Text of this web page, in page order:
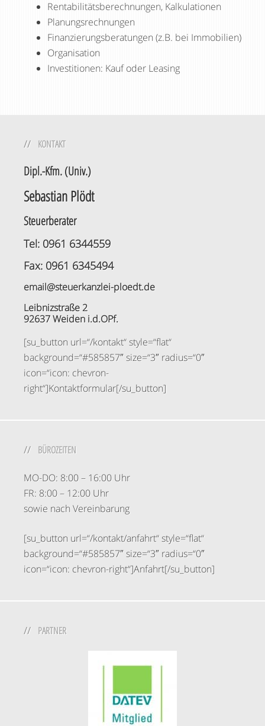
Rentabilitätsberechnungen, Kalkulationen
Planungsrechnungen
Finanzierungsberatungen (z.B. bei Immobilien)
Organisation
Investitionen: Kauf oder Leasing
KONTAKT
Dipl.-Kfm. (Univ.)
Sebastian Plödt
Steuerberater
Tel: 0961 6344559
Fax: 0961 6345494
email@steuerkanzlei-ploedt.de
Leibnizstraße 2
92637 Weiden i.d.OPf.
[su_button url=“/kontakt“ style=“flat“
background=“#585857″ size=“3″ radius=“0″
icon=“icon: chevron-
right“]Kontaktformular[/su_button]
BÜROZEITEN
MO-DO: 8:00 – 16:00 Uhr
FR: 8:00 – 12:00 Uhr
sowie nach Vereinbarung
[su_button url=“/kontakt/anfahrt“ style=“flat“
background=“#585857″ size=“3″ radius=“0″
icon=“icon: chevron-right“]Anfahrt[/su_button]
PARTNER